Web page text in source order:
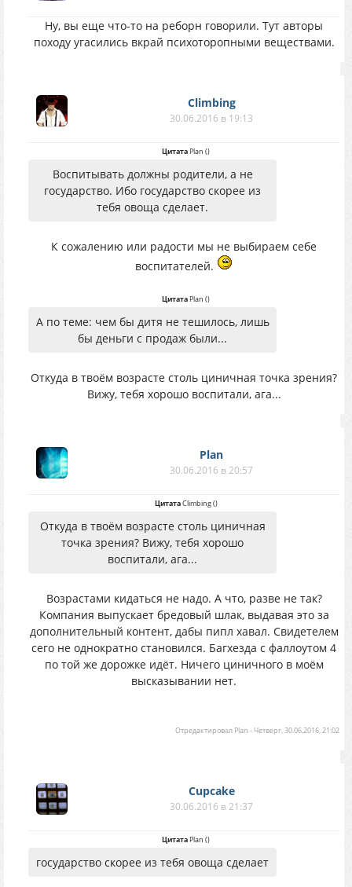
Ну, вы еще что-то на реборн говорили. Тут авторы
походу угасились вкрай психоторопными веществами.
Climbing
30.06.2016 в 19:13
ЦитатаPlan ()
Воспитывать должны родители, а не
государство. Ибо государство скорее из
тебя овоща сделает.
К сожалению или радости мы не выбираем себе
воспитателей.
ЦитатаPlan ()
А по теме: чем бы дитя не тешилось, лишь
бы деньги с продаж были...
Откуда в твоём возрасте столь циничная точка зрения?
Вижу, тебя хорошо воспитали, ага...
Plan
30.06.2016 в 20:57
ЦитатаClimbing()
Откуда в твоём возрасте столь циничная
точка зрения? Вижу, тебя хорошо
воспитали, ага...
Возрастами кидаться не надо. А что, разве не так?
Компания выпускает бредовый шлак, выдавая это за
дополнительный контент, дабы пипл хавал. Свидетелем
сего не однократно становился. Багхезда с фаллоутом 4
по той же дорожке идёт. Ничего циничного в моём
высказывании нет.
Отредактировал Plan -Четверг, 30.06.2016, 21:02
Cupcake
30.06.2016 в 21:37
ЦитатаPlan ()
государство скорее из тебя овоща сделает